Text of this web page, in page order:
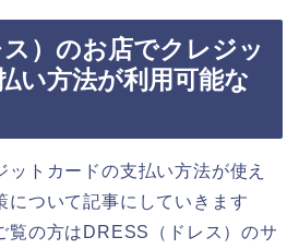
）のお店でクレジッ
い方法が利用可能な
ットカードの支払い方法が使え
について記事にしていきます
覧の方はDRESS（ドレス）のサ